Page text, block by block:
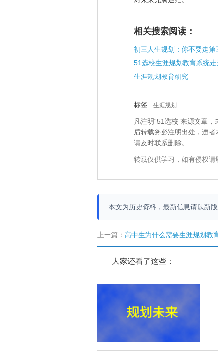
相关搜索阅读：
初三人生规划：你不要走第
生涯规划教育研究
标签: 生涯规划
凡注明“51选校”来源文章
后转载务必注明出处，违
请及时联系删除。
转载仅供学习，如有侵权
本文为历史资料，最新信息请以新
上一篇： 高中生为什么需要生涯规划教
大家还看了这些：